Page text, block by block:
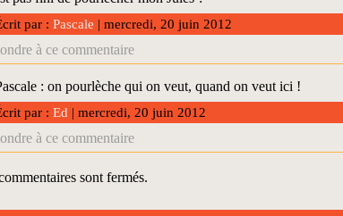
par : Pascale | mercredi, 20 juin 2012
à ce commentaire
: on pourlèche qui on veut, quand on veut ici !
par : Ed | mercredi, 20 juin 2012
à ce commentaire
sont fermés.